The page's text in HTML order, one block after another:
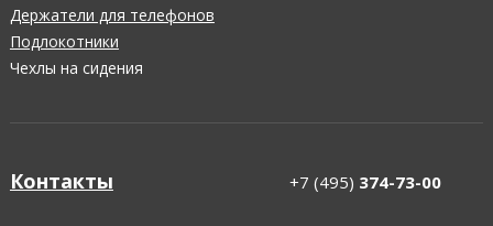
Держатели для телефонов
Подлокотники
Чехлы на сидения
Контакты +7 (495) 374-73-00